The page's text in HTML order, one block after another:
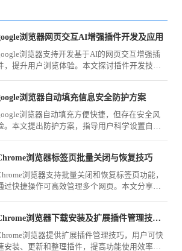
浏览器网页交互AI增强插件开发及应用
浏览器支持开发基于AI的网页交互增强插
，提升用户浏览体验。本文探讨插件开发技术
浏览器自动填充信息安全防护方案
浏览器自动填充方便快捷，但存在安全风
。本文提出防护方案，指导用户科学设置自动
浏览器标签页批量关闭与恢复技巧
浏览器支持批量关闭和恢复标签页功能，
过快捷操作可高效管理多个网页。本文分享实
Chrome浏览器下载安装及扩展插件管理技巧教程
浏览器提供扩展插件管理技巧，用户可快
安装、更新和整理插件，提高功能使用效率和